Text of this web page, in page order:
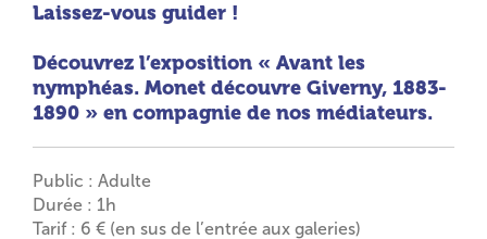
Laissez-vous guider !
Découvrez l’exposition « Avant les
nymphéas. Monet découvre Giverny, 1883-
1890 » en compagnie de nos médiateurs.
Public : Adulte
Durée : 1h
Tarif : 6 € (en sus de l’entrée aux galeries)